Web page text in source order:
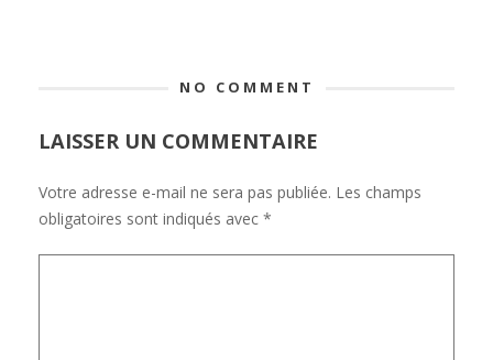
NO COMMENT
LAISSER UN COMMENTAIRE
Votre adresse e-mail ne sera pas publiée. Les champs
obligatoires sont indiqués avec *